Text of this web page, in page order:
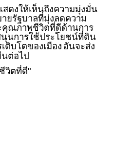
ดงให้เห็นถึงความมุ่งมั่น
ยรัฐบาลที่มุ่งลดความ
คุณภาพชีวิตที่ดีด้านการ
นการใช้ประโยชน์ที่ดิน
ติบโตของเมือง อันจะส่ง
ต่อไป
วิตที่ดี"